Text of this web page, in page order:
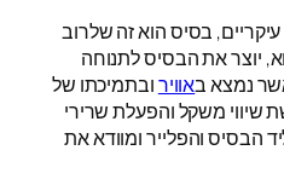
בסיס הוא זה שלרוב
יוצר את הבסיס לתנוחה
נמצא באווירובתמיכתו של
שיווי משקל והפעלת שרירי
הבסיס והפלייר ומוודא את